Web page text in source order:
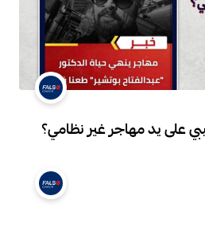
على يد مهاجر غير نظامي؟